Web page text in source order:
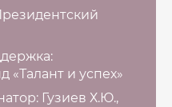
и успех»
Гузиев Х.Ю.,